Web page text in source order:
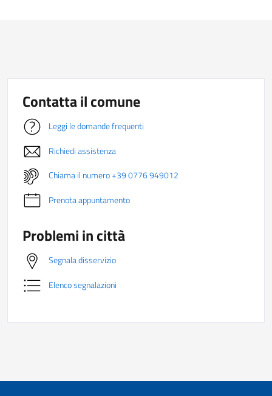
Contatta il comune
Leggi le domande frequenti
Richiedi assistenza
Chiama il numero +39 0776 949012
Prenota appuntamento
Problemi in città
Segnala disservizio
Elenco segnalazioni